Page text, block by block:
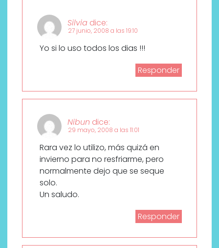
Silvia dice:
27 junio, 2008 a las 19:10
Yo si lo uso todos los dias !!!
Responder
Nibun dice:
29 mayo, 2008 a las 11:01
Rara vez lo utilizo, más quizá en
invierno para no resfriarme, pero
normalmente dejo que se seque
solo.
Un saludo.
Responder